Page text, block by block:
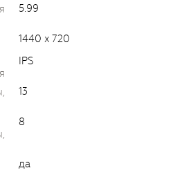
5.99
1440 x 720
IPS
13
8
да